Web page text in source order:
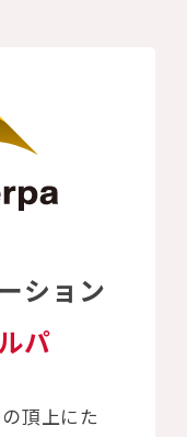
ション
パ
頂上にた